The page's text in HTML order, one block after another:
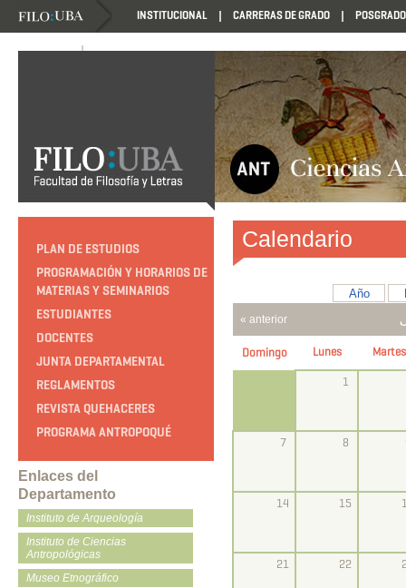
INSTITUCIONAL CARRERAS DE GRADO POSGRADO
NOVEDADES NOVEDADES
PLAN DE ESTUDIOS
PROGRAMACIÓN Y HORARIOS DE
MATERIAS Y SEMINARIOS
ESTUDIANTES
DOCENTES
JUNTA DEPARTAMENTAL
REGLAMENTOS
REVISTA QUEHACERES
PROGRAMA ANTROPOQUÉ
Enlaces del
Departamento
Instituto de Arqueología
Instituto de Ciencias
Antropológicas
Museo Etnográfico
Calendario
Año
« anterior
Domingo Lunes
Martes
1
7 8
14 15
21 22